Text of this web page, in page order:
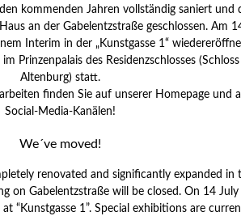
kommenden Jahren vollständig saniert und
an der Gabelentzstraße geschlossen. Am
Interim in der „Kunstgasse 1“
Prinzenpalais des Residenzschlosses
Altenburg) statt.
finden Sie auf unserer Homepage und
Social-Media-Kanälen!
We´ve moved!
renovated and significantly expanded in
on Gabelentzstraße will be closed. On 14
“Kunstgasse 1”. Special exhibitions are